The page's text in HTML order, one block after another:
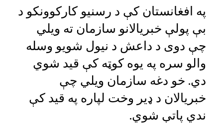
په افغانستان کې د رسنیو کارکوونکو د
بې پولې خبریالانو سازمان ته ویلي
چې دوی د داعش د نیول شویو وسله
والو سره په یوه کوټه کې قید شوي
دي. خو دغه سازمان ویلي چې
خبریالان د ډیر وخت لپاره په قید کې
ندي پاتې شوي.